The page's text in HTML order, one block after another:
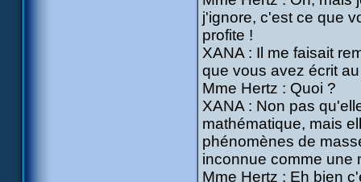
j'ignore, c'est ce que
profite !
XANA : Il me faisait
que vous avez écrit
Mme Hertz : Quoi ?
XANA : Non pas
mathématique, mais
phénomènes de
inconnue comme une
Mme Hertz : Eh bien